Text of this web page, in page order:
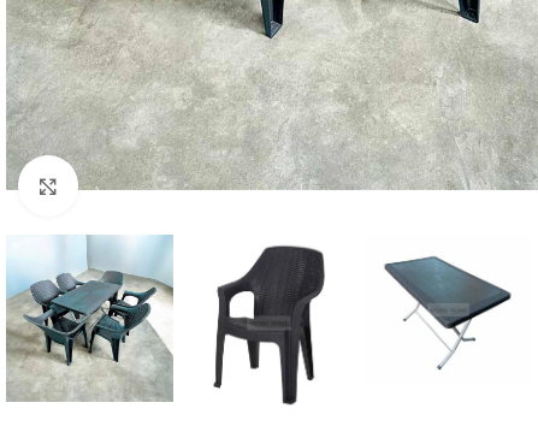
Κλικ για μεγέθυνση